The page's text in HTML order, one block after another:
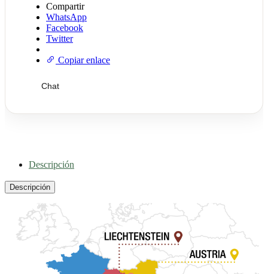
Compartir
WhatsApp
Facebook
Twitter
Copiar enlace
Chat
Descripción
Descripción